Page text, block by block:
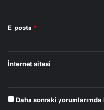
E-posta *
İnternet sitesi
Daha sonraki yorumlarımda